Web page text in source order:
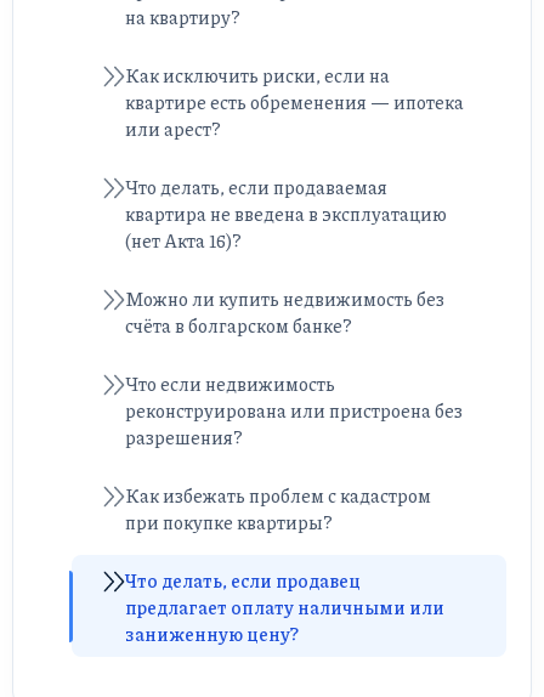
на квартиру?
Как исключить риски, если на
квартире есть обременения — ипотека
или арест?
Что делать, если продаваемая
квартира не введена в эксплуатацию
(нет Акта 16)?
Можно ли купить недвижимость без
счёта в болгарском банке?
Что если недвижимость
реконструирована или пристроена без
разрешения?
Как избежать проблем с кадастром
при покупке квартиры?
Что делать, если продавец
предлагает оплату наличными или
заниженную цену?